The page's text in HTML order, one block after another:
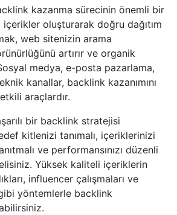
kazanma sürecinin önemli bir
içerikler oluşturarak doğru dağıtım
web sitenizin arama
artırır ve organik
medya, e-posta pazarlama,
kanallar, backlink kazanımını
araçlardır.
bir backlink stratejisi
kitlenizi tanımalı, içeriklerinizi
ve performansınızı düzenli
Yüksek kaliteli içeriklerin
influencer çalışmaları ve
yöntemlerle backlink